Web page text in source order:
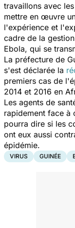
travaillons avec
mettre en œuvre
l'expérience et
cadre de la
Ebola, qui se
La préfecture de
s'est déclarée la
premiers cas de
2014 et 2016 en
Les agents de
rapidement face à
pourra dire si les
ont eux aussi
épidémie.
VIRUS GUINÉE